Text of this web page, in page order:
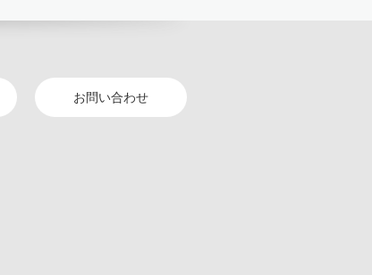
お問い合わせ